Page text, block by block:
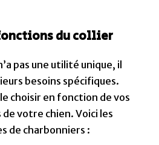
du collier
pas une utilité unique, il
besoins spécifiques.
choisir en fonction de vos
votre chien. Voici les
de charbonniers :